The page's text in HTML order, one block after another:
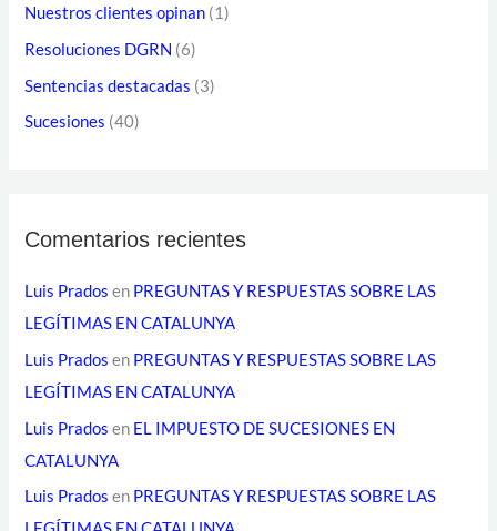
Nuestros clientes opinan (1)
Resoluciones DGRN (6)
Sentencias destacadas (3)
Sucesiones (40)
Comentarios recientes
Luis Prados en PREGUNTAS Y RESPUESTAS SOBRE LAS
LEGÍTIMAS EN CATALUNYA
Luis Prados en PREGUNTAS Y RESPUESTAS SOBRE LAS
LEGÍTIMAS EN CATALUNYA
Luis Prados en EL IMPUESTO DE SUCESIONES EN
CATALUNYA
Luis Prados en PREGUNTAS Y RESPUESTAS SOBRE LAS
l
e
c
i
o